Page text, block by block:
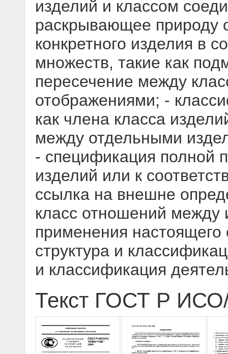
изделий и классом
раскрывающее природу
конкретного изделия в
множеств, такие как
пересечение между
отображениями; -
как члена класса
между отдельными
- спецификация полной
изделий или к
ссылка на внешне
класс отношений между
применения настоящего
структура и
и классификация
Текст ГОСТ Р